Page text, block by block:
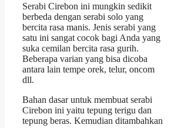
Serabi Cirebon ini mungkin sedikit
berbeda dengan serabi solo yang
bercita rasa manis. Jenis serabi yang
satu ini sangat cocok bagi Anda yang
suka cemilan bercita rasa gurih.
Beberapa varian yang bisa dicoba
antara lain tempe orek, telur, oncom
dll.
Bahan dasar untuk membuat serabi
Cirebon ini yaitu tepung terigu dan
tepung beras. Kemudian ditambahkan